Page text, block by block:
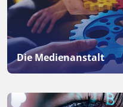
Die Medienanstalt